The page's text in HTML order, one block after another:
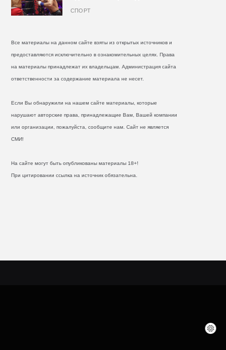
СПОРТ
Все материалы на данном сайте взяты из открытых источников и
предоставляются исключительно в ознакомительных целях. Права
на материалы принадлежат их владельцам. Администрация сайта
ответственности за содержание материала не несет.
Если Вы обнаружили на нашем сайте материалы, которые
нарушают авторские права, принадлежащие Вам, Вашей компании
или организации, пожалуйста, сообщите нам. Сайт не является
СМИ!
На сайте могут быть опубликованы материалы 18+!
При цитировании ссылка на источник обязательна.